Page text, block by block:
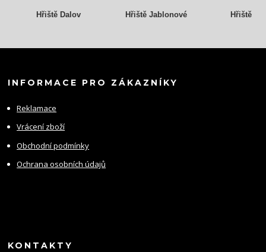
Hřiště Dalov Hřiště Jablonové Hřiště
INFORMACE PRO ZÁKAZNÍKY
Reklamace
Vrácení zboží
Obchodní podmínky
Ochrana osobních údajů
KONTAKTY